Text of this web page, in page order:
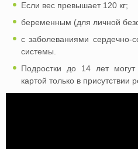
Если вес превышает 120 кг;
беременным (для личной
с заболеваниями сердечно-
системы.
Подростки до 14 лет могут
картой только в присутствии